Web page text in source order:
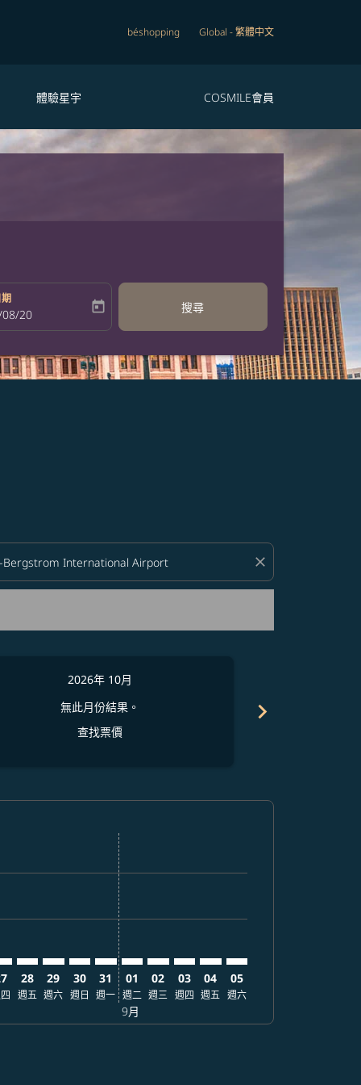
béshopping Global -繁體中文
體驗星宇 COSMILE會員
return-date-aria-label
20 today 搜尋
close
2026年 10月
無此月份結果。
查找票價
chevron_right
查找票價
disclaimer. 查找票價
offers-disclaimer. 查找票價
view-offers-disclaimer. 查找票價
cmp-view-offers-disclaimer. 查找票價
cmp-view-offers-disclaimer. 查找票價
cmp-view-offers-disclaimer. 查找票價
DAD–AUS: cmp-view-offers-disclaimer. 查找票價
28
週五
DAD–AUS: cmp-view-offers-disclaimer. 查找票價
29
週六
DAD–AUS: cmp-view-offers-disclaimer. 查找票價
30
週日
DAD–AUS: cmp-view-offers-disclaimer. 查找
31
週一
01
週二
9月
02
週三
03
週四
04
週五
05
週六